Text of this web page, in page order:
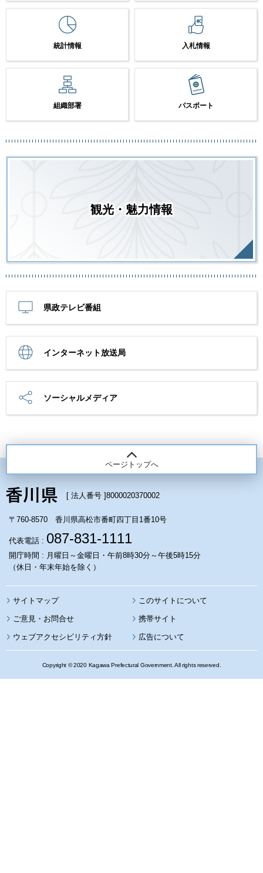
統計情報 入札情報
組織部署 パスポート
観光・魅力情報
県政テレビ番組
インターネット放送局
ソーシャルメディア
ページトップへ
[ 法人番号 ]8000020370002
〒760-8570 香川県高松市番町四丁目1番10号
代表電話 : 087-831-1111
開庁時間 : 月曜日～金曜日・午前8時30分～午後5時15分
（休日・年末年始を除く）
サイトマップ このサイトについて
携帯サイト
ウェブアクセシビリティ方針 広告について
Copyright © 2020 Kagawa Prefectural Government. All rights reserved.